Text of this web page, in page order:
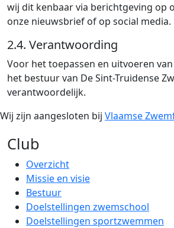
wij dit kenbaar via berichtgeving op
onze nieuwsbrief of op social media.
2.4. Verantwoording
Voor het toepassen en uitvoeren
het bestuur van De Sint-Truidense
verantwoordelijk.
Wij zijn aangesloten bij Vlaamse
Club
Overzicht
Missie en visie
Bestuur
Doelstellingen zwemschool
Doelstellingen sportzwemmen